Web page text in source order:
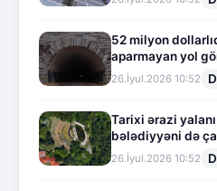
52 milyon
aparmayan yol
26.İyul.2026 10:52
Tarixi ərazi
bələdiyyəni də
26.İyul.2026 10:52